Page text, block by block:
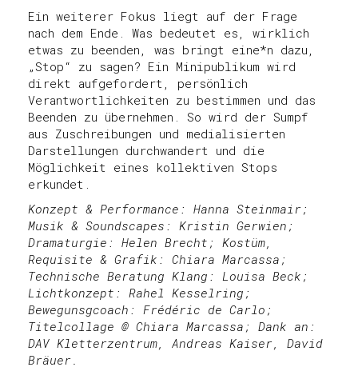
Ein weiterer Fokus liegt auf der Frage
nach dem Ende. Was bedeutet es, wirklich
etwas zu beenden, was bringt eine*n dazu,
„Stop“ zu sagen? Ein Minipublikum wird
direkt aufgefordert, persönlich
Verantwortlichkeiten zu bestimmen und das
Beenden zu übernehmen. So wird der Sumpf
aus Zuschreibungen und medialisierten
Darstellungen durchwandert und die
Möglichkeit eines kollektiven Stops
erkundet.
Konzept & Performance: Hanna Steinmair;
Musik & Soundscapes: Kristin Gerwien;
Dramaturgie: Helen Brecht; Kostüm,
Requisite & Grafik: Chiara Marcassa;
Technische Beratung Klang: Louisa Beck;
Lichtkonzept: Rahel Kesselring;
Bewegunsgcoach: Frédéric de Carlo;
Titelcollage @ Chiara Marcassa; Dank an:
DAV Kletterzentrum, Andreas Kaiser, David
Bräuer.